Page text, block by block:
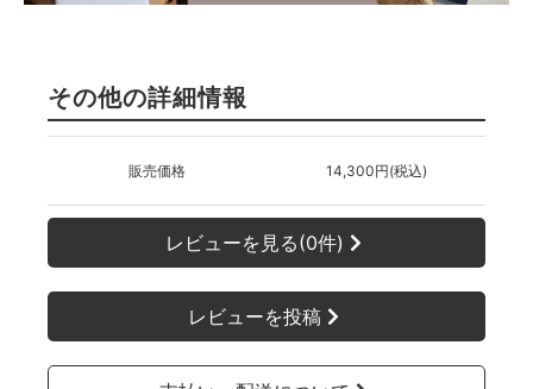
その他の詳細情報
販売価格 14,300円(税込)
レビューを見る(0件)
レビューを投稿